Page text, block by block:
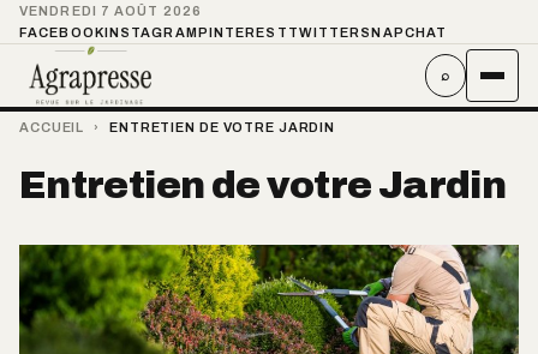
VENDREDI 7 AOÛT 2026
FACEBOOKINSTAGRAMPINTEREST TWITTER SNAPCHAT
⌕
ACCUEIL › ENTRETIEN DE VOTRE JARDIN
Entretien de votre Jardin